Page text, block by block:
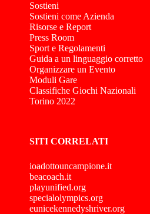
Sostieni
Sostieni come Azienda
Risorse e Report
Press Room
Sport e Regolamenti
Guida a un linguaggio corretto
Organizzare un Evento
Moduli Gare
Classifiche Giochi Nazionali
Torino 2022
SITI CORRELATI
ioadottouncampione.it
beacoach.it
playunified.org
specialolympics.org
eunicekennedyshriver.org